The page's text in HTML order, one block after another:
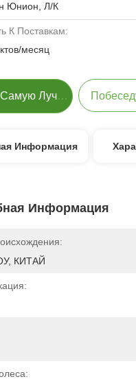
Юнион, Л/К
К Поставкам:
месяц
Получите Самую Лучшую Цену
Информация
Информация
КИТАЙ